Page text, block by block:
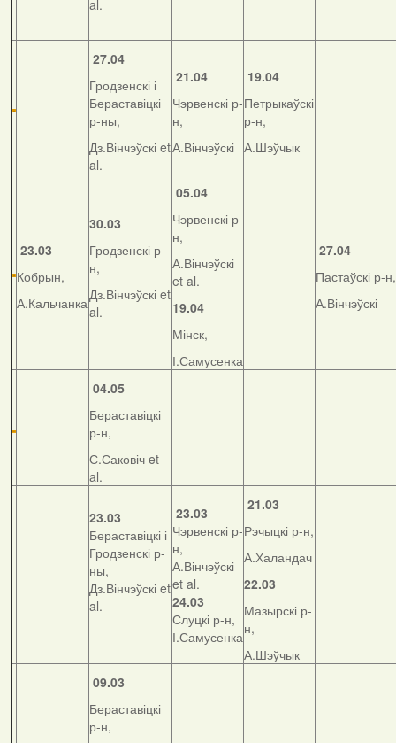
al.
27.04
Гродзенскі і
Бераставіцкі
р-ны,
Дз.Вінчэўскі et
al.
21.04
Чэрвенскі р-
н,
А.Вінчэўскі
19.04
Петрыкаўскі
р-н,
А.Шэўчык
23.03
Кобрын,
А.Кальчанка
30.03
Гродзенскі р-
н,
Дз.Вінчэўскі et
al.
05.04
Чэрвенскі р-
н,
А.Вінчэўскі
et al.
19.04
Мінск,
І.Самусенка
27.04
Пастаўскі р-н,
А.Вінчэўскі
04.05
Бераставіцкі
р-н,
С.Саковіч et
al.
23.03
Бераставіцкі і
Гродзенскі р-
ны,
Дз.Вінчэўскі et
al.
23.03
Чэрвенскі р-
н,
А.Вінчэўскі
et al.
24.03
Слуцкі р-н,
І.Самусенка
21.03
Рэчыцкі р-н,
А.Халандач
22.03
Мазырскі р-
н,
А.Шэўчык
09.03
Бераставіцкі
р-н,